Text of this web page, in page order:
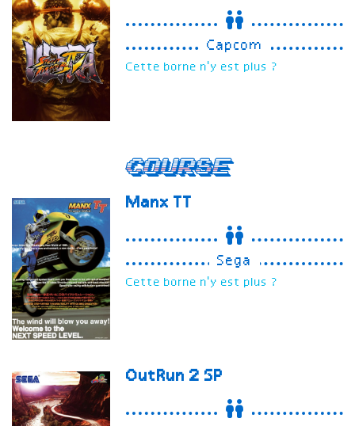
Capcom
Cette borne n'y est plus ?
Course
Manx TT
Sega
Cette borne n'y est plus ?
OutRun 2 SP